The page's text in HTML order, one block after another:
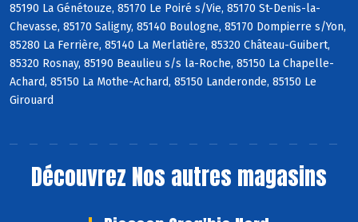
85190 La Génétouze, 85170 Le Poiré s/Vie, 85170 St-Denis-la-
Chevasse, 85170 Saligny, 85140 Boulogne, 85170 Dompierre s/Yon,
85280 La Ferrière, 85140 La Merlatière, 85320 Château-Guibert,
85320 Rosnay, 85190 Beaulieu s/s la-Roche, 85150 La Chapelle-
Achard, 85150 La Mothe-Achard, 85150 Landeronde, 85150 Le
Girouard
Découvrez Nos autres magasins